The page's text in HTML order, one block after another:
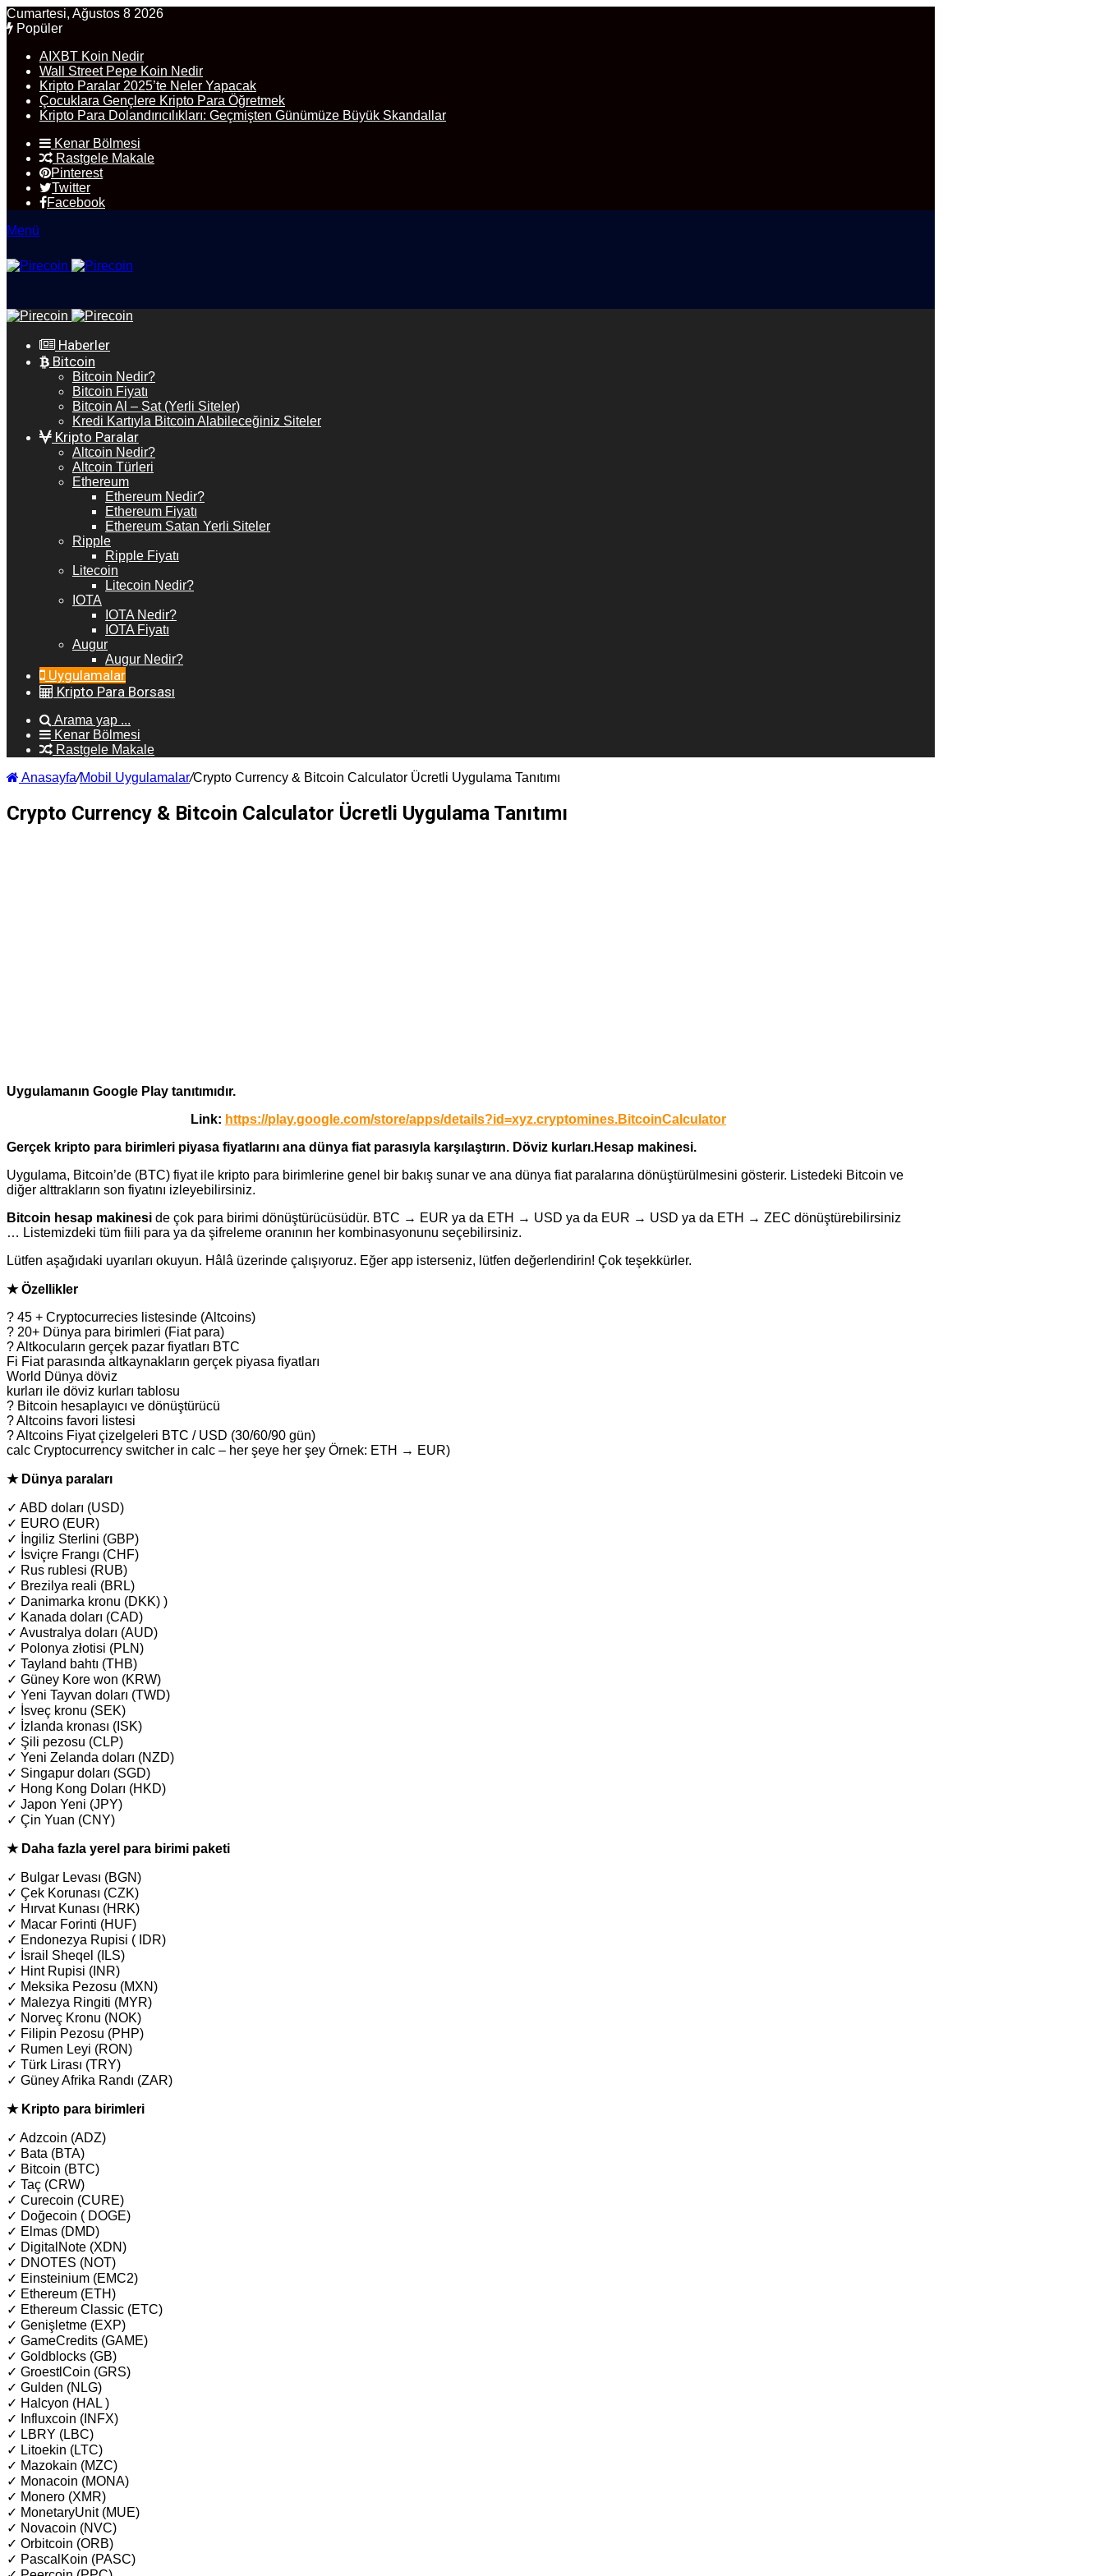
Cumartesi, Ağustos 8 2026
Popüler
AIXBT Koin Nedir
Wall Street Pepe Koin Nedir
Kripto Paralar 2025’te Neler Yapacak
Çocuklara Gençlere Kripto Para Öğretmek
Kripto Para Dolandırıcılıkları: Geçmişten Günümüze Büyük Skandallar
Kenar Bölmesi
Rastgele Makale
Pinterest
Twitter
Facebook
Menü
Haberler
Bitcoin
Bitcoin Nedir?
Bitcoin Fiyatı
Bitcoin Al – Sat (Yerli Siteler)
Kredi Kartıyla Bitcoin Alabileceğiniz Siteler
Kripto Paralar
Altcoin Nedir?
Altcoin Türleri
Ethereum
Ethereum Nedir?
Ethereum Fiyatı
Ethereum Satan Yerli Siteler
Ripple
Ripple Fiyatı
Litecoin
Litecoin Nedir?
IOTA
IOTA Nedir?
IOTA Fiyatı
Augur
Augur Nedir?
Uygulamalar
Kripto Para Borsası
Arama yap ...
Kenar Bölmesi
Rastgele Makale
Anasayfa/Mobil Uygulamalar/Crypto Currency & Bitcoin Calculator Ücretli Uygulama Tanıtımı
Crypto Currency & Bitcoin Calculator Ücretli Uygulama Tanıtımı
Uygulamanın Google Play tanıtımıdır.
Link: https://play.google.com/store/apps/details?id=xyz.cryptomines.BitcoinCalculator
Gerçek kripto para birimleri piyasa fiyatlarını ana dünya fiat parasıyla karşılaştırın. Döviz kurları.Hesap makinesi.
Uygulama, Bitcoin’de (BTC) fiyat ile kripto para birimlerine genel bir bakış sunar ve ana dünya fiat paralarına dönüştürülmesini gösterir. Listedeki Bitcoin ve
diğer alttrakların son fiyatını izleyebilirsiniz.
Bitcoin hesap makinesi de çok para birimi dönüştürücüsüdür. BTC → EUR ya da ETH → USD ya da EUR → USD ya da ETH → ZEC dönüştürebilirsiniz
… Listemizdeki tüm fiili para ya da şifreleme oranının her kombinasyonunu seçebilirsiniz.
Lütfen aşağıdaki uyarıları okuyun. Hâlâ üzerinde çalışıyoruz. Eğer app isterseniz, lütfen değerlendirin! Çok teşekkürler.
★ Özellikler
? 45 + Cryptocurrecies listesinde (Altcoins)
? 20+ Dünya para birimleri (Fiat para)
? Altkocuların gerçek pazar fiyatları BTC
Fi Fiat parasında altkaynakların gerçek piyasa fiyatları
World Dünya döviz
kurları ile döviz kurları tablosu
? Bitcoin hesaplayıcı ve dönüştürücü
? Altcoins favori listesi
? Altcoins Fiyat çizelgeleri BTC / USD (30/60/90 gün)
calc Cryptocurrency switcher in calc – her şeye her şey Örnek: ETH → EUR)
★ Dünya paraları
✓ ABD doları (USD)
✓ EURO (EUR)
✓ İngiliz Sterlini (GBP)
✓ İsviçre Frangı (CHF)
✓ Rus rublesi (RUB)
✓ Brezilya reali (BRL)
✓ Danimarka kronu (DKK) )
✓ Kanada doları (CAD)
✓ Avustralya doları (AUD)
✓ Polonya złotisi (PLN)
✓ Tayland bahtı (THB)
✓ Güney Kore won (KRW)
✓ Yeni Tayvan doları (TWD)
✓ İsveç kronu (SEK)
✓ İzlanda kronası (ISK)
✓ Şili pezosu (CLP)
✓ Yeni Zelanda doları (NZD)
✓ Singapur doları (SGD)
✓ Hong Kong Doları (HKD)
✓ Japon Yeni (JPY)
✓ Çin Yuan (CNY)
★ Daha fazla yerel para birimi paketi
✓ Bulgar Levası (BGN)
✓ Çek Korunası (CZK)
✓ Hırvat Kunası (HRK)
✓ Macar Forinti (HUF)
✓ Endonezya Rupisi ( IDR)
✓ İsrail Sheqel (ILS)
✓ Hint Rupisi (INR)
✓ Meksika Pezosu (MXN)
✓ Malezya Ringiti (MYR)
✓ Norveç Kronu (NOK)
✓ Filipin Pezosu (PHP)
✓ Rumen Leyi (RON)
✓ Türk Lirası (TRY)
✓ Güney Afrika Randı (ZAR)
★ Kripto para birimleri
✓ Adzcoin (ADZ)
✓ Bata (BTA)
✓ Bitcoin (BTC)
✓ Taç (CRW)
✓ Curecoin (CURE)
✓ Doğecoin ( DOGE)
✓ Elmas (DMD)
✓ DigitalNote (XDN)
✓ DNOTES (NOT)
✓ Einsteinium (EMC2)
✓ Ethereum (ETH)
✓ Ethereum Classic (ETC)
✓ Genişletme (EXP)
✓ GameCredits (GAME)
✓ Goldblocks (GB)
✓ GroestlCoin (GRS)
✓ Gulden (NLG)
✓ Halcyon (HAL )
✓ Influxcoin (INFX)
✓ LBRY (LBC)
✓ Litoekin (LTC)
✓ Mazokain (MZC)
✓ Monacoin (MONA)
✓ Monero (XMR)
✓ MonetaryUnit (MUE)
✓ Novacoin (NVC)
✓ Orbitcoin (ORB)
✓ PascalKoin (PASC)